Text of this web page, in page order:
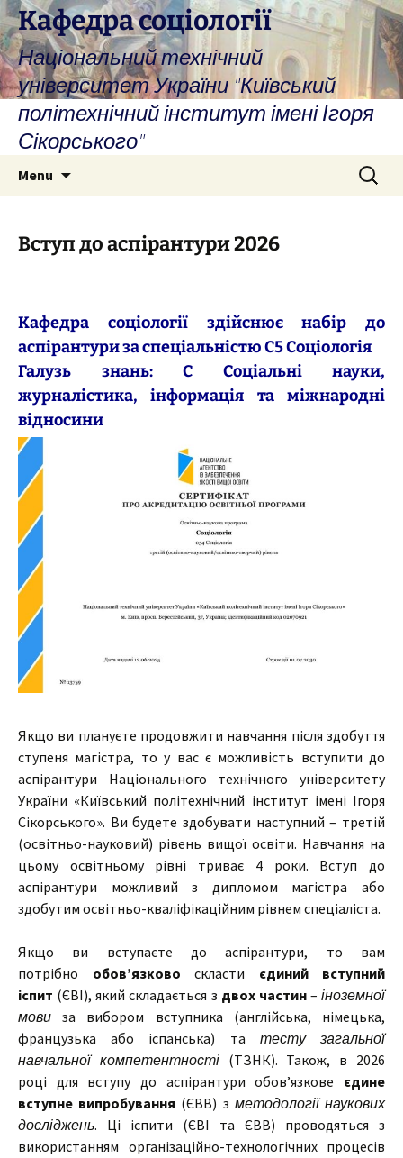
Skip
to
content
Кафедра соціології
Національний технічний
університет України "Київський
політехнічний інститут імені Ігоря
Сікорського"
Menu
Search
for:
Вступ до аспірантури 2026
Кафедра соціології здійснює набір до
аспірантури за спеціальністю C5 Соціологія
Галузь знань: С Соціальні науки,
журналістика, інформація та міжнародні
відносини
Якщо ви плануєте продовжити навчання після здобуття
ступеня магістра, то у вас є можливість вступити до
аспірантури Національного технічного університету
України «Київський політехнічний інститут імені Ігоря
Сікорського». Ви будете здобувати наступний – третій
(освітньо-науковий) рівень вищої освіти. Навчання на
цьому освітньому рівні триває 4 роки. Вступ до
аспірантури можливий з дипломом магістра або
здобутим освітньо-кваліфікаційним рівнем спеціаліста.
Якщо ви вступаєте до аспірантури, то вам
потрібно обов’язково скласти єдиний вступний
іспит (ЄВІ), який складається з двох частин– іноземної
мови за вибором вступника (англійська, німецька,
французька або іспанська) та тесту загальної
навчальної компетентності(ТЗНК). Також, в 2026
році для вступу до аспірантури обов’язкове єдине
вступне випробування (ЄВВ) з методології наукових
досліджень. Ці іспити (ЄВІ та ЄВВ) проводяться з
використанням організаційно-технологічних процесів